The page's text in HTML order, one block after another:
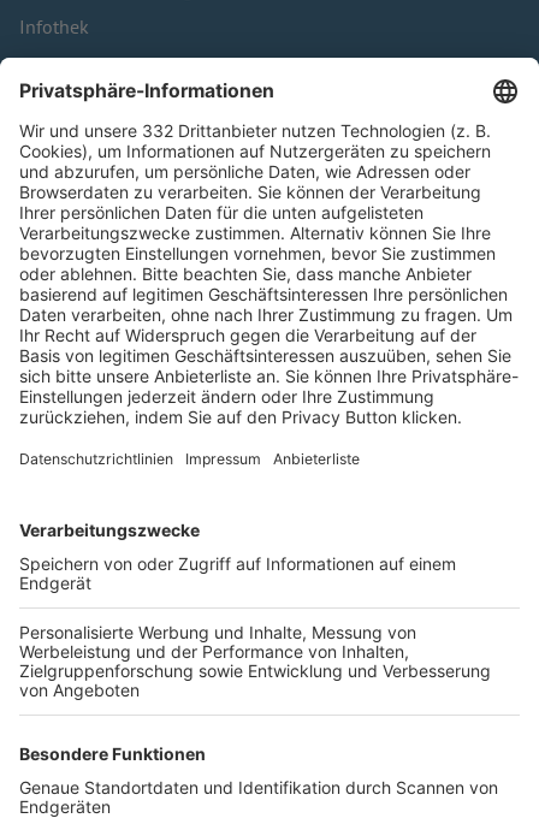
Infothek
Kontakt
HÄUFIG BESUCHTE SEITEN
Pässe und Vereinswechsel
Trainerausbildung
Schulungsangebot Vereinsmitarbeiter
BFV-Geschäftsstellen
Trainerbörse
Login SpielPlus
FOLGE DEM BFV
TOP-VEREINE
TOP-PARTNER